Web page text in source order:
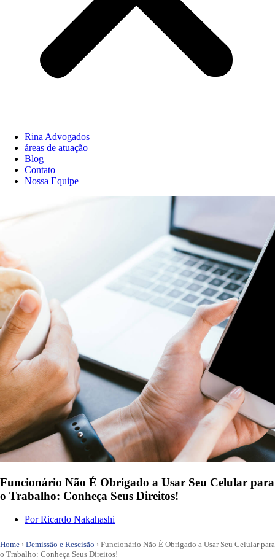
Rina Advogados
áreas de atuação
Blog
Contato
Nossa Equipe
Funcionário Não É Obrigado a Usar Seu Celular para
o Trabalho: Conheça Seus Direitos!
PorRicardo Nakahashi
Home › Demissão e Rescisão › Funcionário Não É Obrigado a Usar Seu Celular para
o Trabalho: Conheça Seus Direitos!